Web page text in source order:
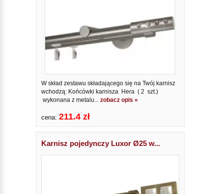
W skład zestawu składającego się na Twój karnisz
wchodzą: Końcówki karnisza Hera ( 2 szt.)
wykonana z metalu... zobacz opis »
cena: 211.4 zł
Karnisz pojedynczy Luxor Ø25 w...